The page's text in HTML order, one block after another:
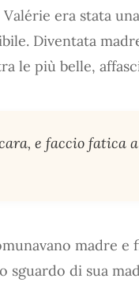
era stata
Diventata
le più belle,
e faccio fatica
madre e
sguardo di sua